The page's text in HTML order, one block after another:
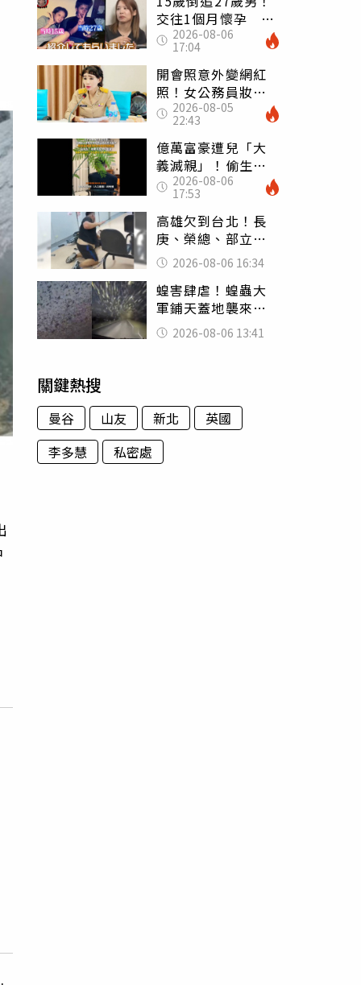
交往1個月懷孕 36
歲當阿嬤故事曝光
2026-08-06
17:04
開會照意外變網紅
照！女公務員妝容
掀2千則留言 本人
怒嗆：化妝有錯嗎
2026-08-05
22:43
億萬富豪遭兒「大
義滅親」！偷生子
怕曝光 竟盜鄰居
身份辦假證落戶
2026-08-06
17:53
高雄欠到台北！長
庚、榮總、部立醫
院都受害 「醫療
暴力男」離譜紀錄
曝光
2026-08-06 16:34
蝗害肆虐！蝗蟲大
軍鋪天蓋地襲來宛
如末日 網驚：聖
經十災
2026-08-06 13:41
關鍵熱搜
曼谷 山友 新北
英國
李多慧
私密處